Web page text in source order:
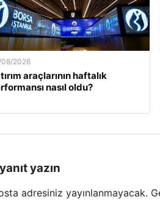
2026
araçlarının haftalık
nasıl oldu?
yazın
adresiniz yayınlanmayacak.